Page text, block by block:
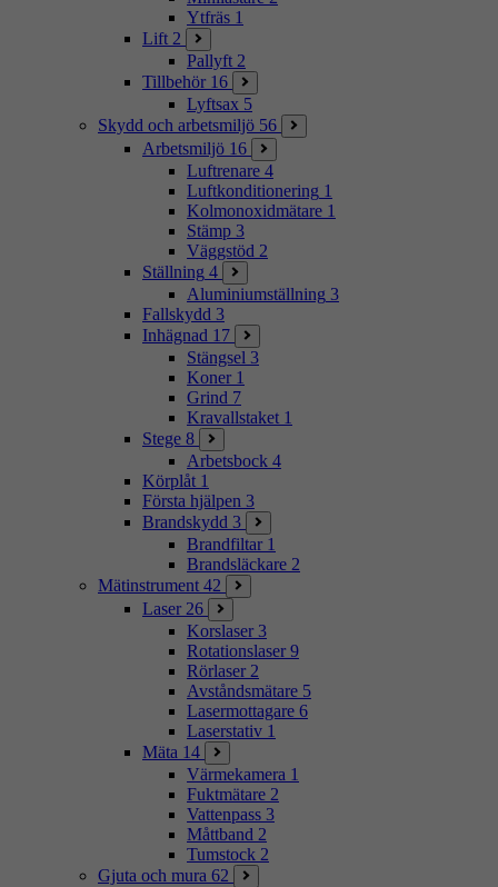
Ytfräs 1
Lift 2
Pallyft 2
Tillbehör 16
Lyftsax 5
Skydd och arbetsmiljö 56
Arbetsmiljö 16
Luftrenare 4
Luftkonditionering 1
Kolmonoxidmätare 1
Stämp 3
Väggstöd 2
Ställning 4
Aluminiumställning 3
Fallskydd 3
Inhägnad 17
Stängsel 3
Koner 1
Grind 7
Kravallstaket 1
Stege 8
Arbetsbock 4
Körplåt 1
Första hjälpen 3
Brandskydd 3
Brandfiltar 1
Brandsläckare 2
Mätinstrument 42
Laser 26
Korslaser 3
Rotationslaser 9
Rörlaser 2
Avståndsmätare 5
Lasermottagare 6
Laserstativ 1
Mäta 14
Värmekamera 1
Fuktmätare 2
Vattenpass 3
Måttband 2
Tumstock 2
Gjuta och mura 62